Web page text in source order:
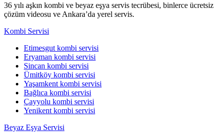
36 yılı aşkın kombi ve beyaz eşya servis tecrübesi, binlerce ücretsiz
çözüm videosu ve Ankara’da yerel servis.
Kombi Servisi
Etimesgut kombi servisi
Eryaman kombi servisi
Sincan kombi servisi
Ümitköy kombi servisi
Yaşamkent kombi servisi
Bağlıca kombi servisi
Çayyolu kombi servisi
Yenikent kombi servisi
Beyaz Eşya Servisi